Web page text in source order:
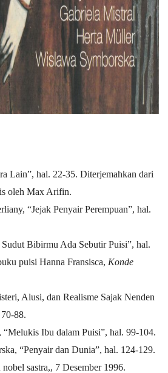
Lain”, hal. 22-35. Diterjemahkan dari
oleh Max Arifin.
“Jejak Penyair Perempuan”, hal.
Bibirmu Ada Sebutir Puisi”, hal.
puisi Hanna Fransisca, Konde
Alusi, dan Realisme Sajak Nenden
88.
Ibu dalam Puisi”, hal. 99-104.
“Penyair dan Dunia”, hal. 124-129.
sastra,, 7 Desember 1996.